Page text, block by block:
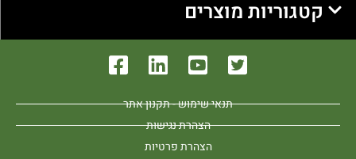
קטגוריות מוצרים
תנאי שימוש - תקנון אתר
הצהרת נגישות
הצהרת פרטיות